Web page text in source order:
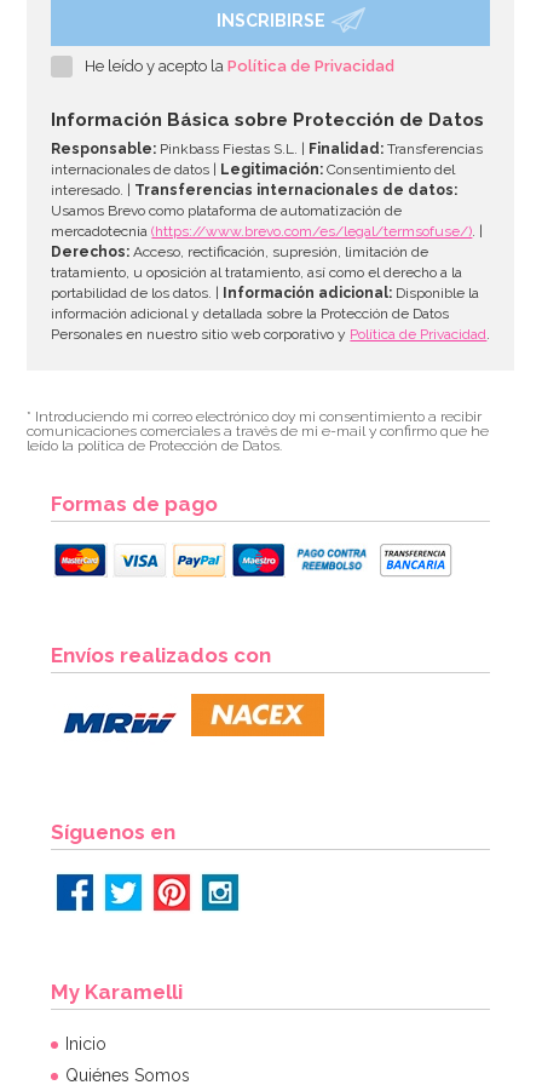
Fondant PastKolor Blanco Natural 1 Kg
AÑADIR
INSCRIBIRSE
He leído y acepto laPolítica de Privacidad
Información Básica sobre Protección de Datos
Responsable: Pinkbass Fiestas S.L. | Finalidad: Transferencias
internacionales de datos |
Legitimación: Consentimiento del
interesado. | Transferencias internacionales de datos:
Usamos Brevo como plataforma de automatización de
mercadotecnia(https://www.brevo.com/es/legal/termsofuse/). |
Derechos: Acceso, rectificación, supresión, limitación de
tratamiento, u oposición al tratamiento, así como el derecho a la
portabilidad de los datos. |
Información adicional: Disponible la
información adicional y detallada sobre la Protección de Datos
Personales en nuestro sitio web corporativo y Política de Privacidad.
* Introduciendo mi correo electrónico doy mi consentimiento a recibir
comunicaciones comerciales a través de mi e-mail y confirmo que he
leído la política de Protección de Datos.
Formas de pago
Envíos realizados con
Síguenos en
My Karamelli
Inicio
Quiénes Somos